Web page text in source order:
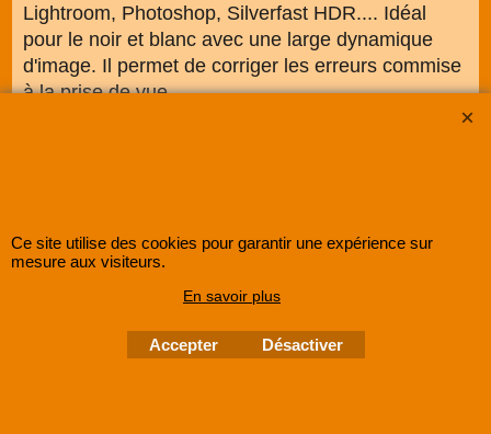
Lightroom, Photoshop, Silverfast HDR.... Idéal
pour le noir et blanc avec une large dynamique
d'image. Il permet de corriger les erreurs commise
à la prise de vue
Ce site utilise des cookies pour garantir une expérience sur
mesure aux visiteurs.
En savoir plus
Accepter Désactiver